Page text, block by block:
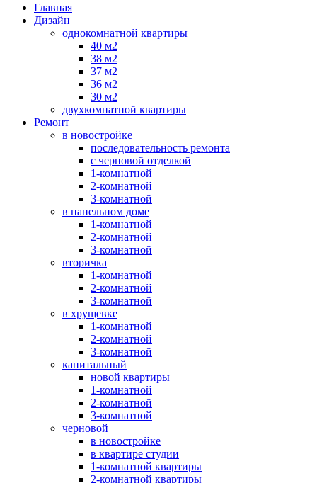
Главная
Дизайн
однокомнатной квартиры
40 м2
38 м2
37 м2
36 м2
30 м2
двухкомнатной квартиры
Ремонт
в новостройке
последовательность ремонта
с черновой отделкой
1-комнатной
2-комнатной
3-комнатной
в панельном доме
1-комнатной
2-комнатной
3-комнатной
вторичка
1-комнатной
2-комнатной
3-комнатной
в хрущевке
1-комнатной
2-комнатной
3-комнатной
капитальный
новой квартиры
1-комнатной
2-комнатной
3-комнатной
черновой
в новостройке
в квартире студии
1-комнатной квартиры
2-комнатной квартиры